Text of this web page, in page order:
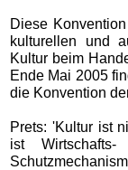
Diese
kulturellen und
Kultur beim
Ende Mai 2005
die Konvention
Prets: 'Kultur ist
ist